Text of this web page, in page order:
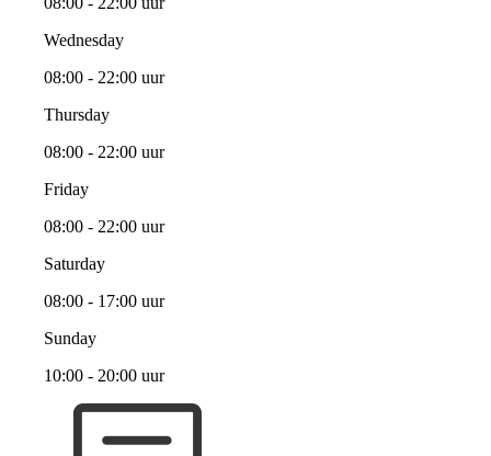
Wednesday
08:00 - 22:00 uur
Thursday
08:00 - 22:00 uur
Friday
08:00 - 22:00 uur
Saturday
08:00 - 17:00 uur
Sunday
10:00 - 20:00 uur